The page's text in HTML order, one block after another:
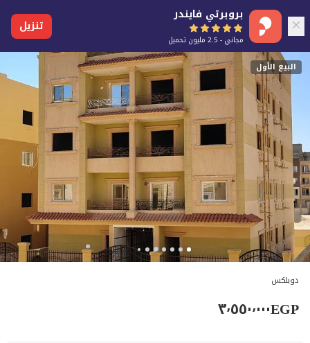
بروبرتي فايندر
مجاني - 2.5 مليون تحميل
تنزيل
البيع الأول
دوبلكس
EGP٣٬٥٥٠٬٠٠٠